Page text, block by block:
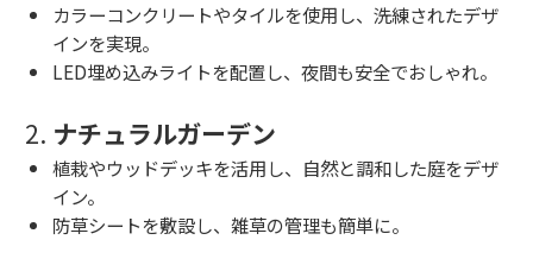
カラーコンクリートやタイルを使用し、洗練されたデザ
インを実現。
LED埋め込みライトを配置し、夜間も安全でおしゃれ。
2. ナチュラルガーデン
植栽やウッドデッキを活用し、自然と調和した庭をデザ
イン。
防草シートを敷設し、雑草の管理も簡単に。